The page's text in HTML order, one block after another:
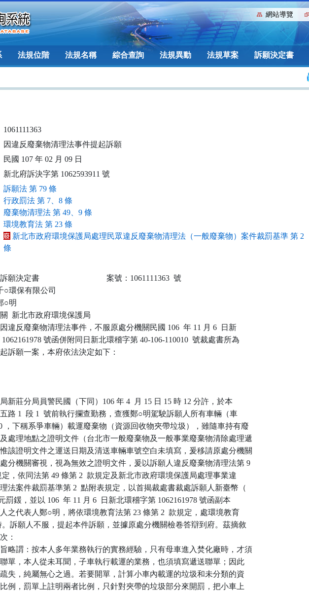
::: 網站導覽
法規位階 法規名稱 綜合查詢 法規異動 法規草案 訴願決定書
1061111363
因違反廢棄物清理法事件提起訴願
民國 107 年 02 月 09 日
新北府訴決字第 1062593911 號
訴願法 第 79 條
行政罰法 第 7、8 條
廢棄物清理法 第 49、9 條
環境教育法 第 23 條
新北市政府環境保護局處理民眾違反廢棄物清理法（一般廢棄物）案件裁罰基準 第 2
條
願決定書                                  案號：1061111363  號
千○環保有限公司
○明
關  新北市政府環境保護局
因違反廢棄物清理法事件，不服原處分機關民國 106  年 11 月 6  日新
號函併附同日新北環稽字第 40-106-110010  號裁處書所為
訴願一案，本府依法決定如下：
新莊分局員警民國（下同）106 年 4  月 15 日 15 時 12 分許，於本
路 1  段 1  號前執行攔查勤務，查獲鄭○明駕駛訴願人所有車輛（車
，下稱系爭車輛）載運廢棄物（資源回收物夾帶垃圾），雖隨車持有廢
處理地點之證明文件（台北市一般廢棄物及一般事業廢棄物清除處理遞
該證明文件之運送日期及清送車輛車號空白未填寫，爰移請原處分機關
分機關審視，視為無效之證明文件，爰以訴願人違反廢棄物清理法第 9
定，依同法第 49 條第 2  款規定及新北市政府環境保護局處理事業違
法案件裁罰基準第 2  點附表規定，以首揭裁處書裁處訴願人新臺幣（
罰鍰，並以 106  年 11 月 6  日新北環稽字第 1062161978 號函副本
人之代表人鄭○明，將依環境教育法第 23 條第 2  款規定，處環境教育
。訴願人不服，提起本件訴願，並據原處分機關檢卷答辯到府。茲摘敘
：
略謂：按本人多年業務執行的實務經驗，只有母車進入焚化廠時，才須
聯單，本人從未耳聞，子車執行載運的業務，也須填寫遞送聯單；因此
疏失，純屬無心之過。若要開單，計算小車內載運的垃圾和未分類的資
比例，罰單上註明兩者比例，只針對夾帶的垃圾部分來開罰，把小車上